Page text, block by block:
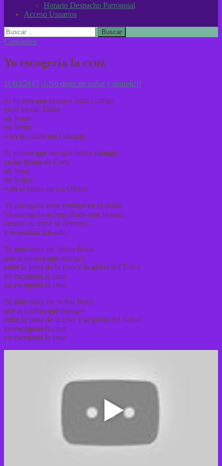
Horario Despacho Parroquial
Acceso Usuarios
Buscar:
Canciones
Yo escogería la cruz
11/03/2017 ¡¡¡No dejes de soñar y sonreír!!!
Si tuviera que escoger estar contigo
en el monte Tabor
oh Jesus
mi Señor
o en la colina del Calvario.
Si tuviera que escoger beber contigo
en las bodas de Cana
oh Jesus
mi Señor
o en el jardin de los Olivos
Yo escogeria estar contigo en tu dolor
Yo escogeria acompañarte ante la cruz
cuando tu amor se derramo
y tu estabas tan solo.
Te amo tanto mi Señor Jesus
que si tuviera que escoger
entre la pena de la cruz y la gloria del Tabor
yo escogeria la cruz
yo escogeria la cruz.
Te amo tanto mi Señor Jesus
que si tuviera que escoger
entre la pena de la cruz y la gloria del Tabor
yo escogeria la cruz
yo escogeria la cruz.